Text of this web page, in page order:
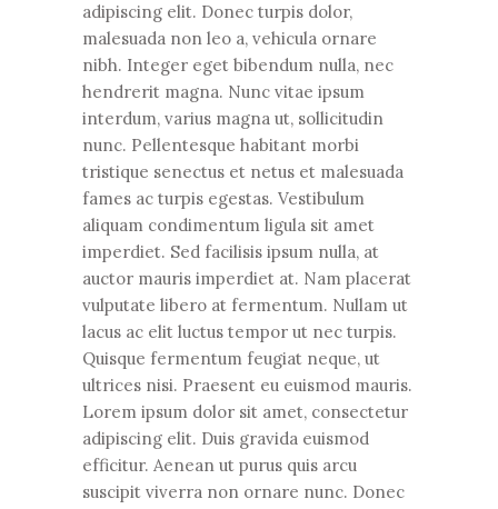
adipiscing elit. Donec turpis dolor,
malesuada non leo a, vehicula ornare
nibh. Integer eget bibendum nulla, nec
hendrerit magna. Nunc vitae ipsum
interdum, varius magna ut, sollicitudin
nunc. Pellentesque habitant morbi
tristique senectus et netus et malesuada
fames ac turpis egestas. Vestibulum
aliquam condimentum ligula sit amet
imperdiet. Sed facilisis ipsum nulla, at
auctor mauris imperdiet at. Nam placerat
vulputate libero at fermentum. Nullam ut
lacus ac elit luctus tempor ut nec turpis.
Quisque fermentum feugiat neque, ut
ultrices nisi. Praesent eu euismod mauris.
Lorem ipsum dolor sit amet, consectetur
adipiscing elit. Duis gravida euismod
efficitur. Aenean ut purus quis arcu
suscipit viverra non ornare nunc. Donec